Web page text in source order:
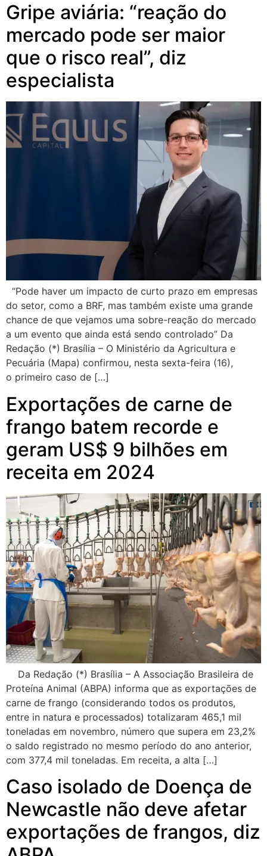
Gripe aviária: “reação do
mercado pode ser maior
que o risco real”, diz
especialista
“Pode haver um impacto de curto prazo em empresas
do setor, como a BRF, mas também existe uma grande
chance de que vejamos uma sobre-reação do mercado
a um evento que ainda está sendo controlado” Da
Redação (*) Brasília – O Ministério da Agricultura e
Pecuária (Mapa) confirmou, nesta sexta-feira (16),
o primeiro caso de […]
Exportações de carne de
frango batem recorde e
geram US$ 9 bilhões em
receita em 2024
Da Redação (*) Brasília – A Associação Brasileira de
Proteína Animal (ABPA) informa que as exportações de
carne de frango (considerando todos os produtos,
entre in natura e processados) totalizaram 465,1 mil
toneladas em novembro, número que supera em 23,2%
o saldo registrado no mesmo período do ano anterior,
com 377,4 mil toneladas. Em receita, a alta […]
Caso isolado de Doença de
Newcastle não deve afetar
exportações de frangos, diz